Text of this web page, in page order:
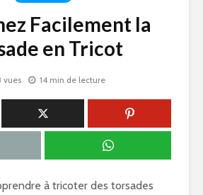
Facilement la
en Tricot
vues 14 min de lecture
à tricoter des torsades